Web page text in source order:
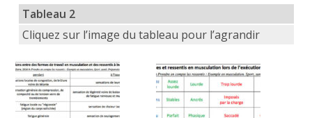
Tableau 2
Cliquez sur l’image du tableau pour l’agrandir